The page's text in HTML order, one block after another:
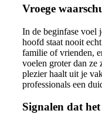
Vroege
In de beginfase voel
hoofd staat nooit
familie of vrienden,
voelen groter dan ze
plezier haalt uit je
professionals een
Signalen dat